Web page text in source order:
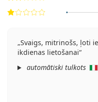
Svaigs, mitrinošs, ļoti
ikdienas lietošanai
automātiski tulkots